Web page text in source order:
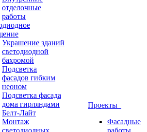
отделочные
работы
Украшение зданий
светодиодной
бахромой
Подсветка
фасадов гибким
неоном
Подсветка фасада
дома гирляндами
Белт-Лайт
Монтаж
светодиодных
Проекты
Фасадные
работы